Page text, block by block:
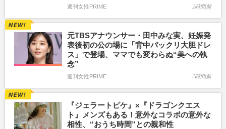
週刊女性PRIME 2時間前
元TBSアナウンサー・田中みな実、妊娠発
表後初の公の場に「背中パックリ大胆ドレ
ス」で登場、ママでも変わらぬ“美への執
念”
週刊女性PRIME 2時間前
『ジェラートピケ』×『ドラゴンクエス
ト』メンズもある！意外なコラボの意外な
相性、“おうち時間”との親和性